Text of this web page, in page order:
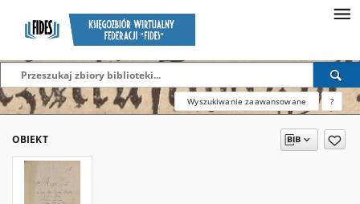
Wyszukiwanie zaawansowane ?
OBIEKT